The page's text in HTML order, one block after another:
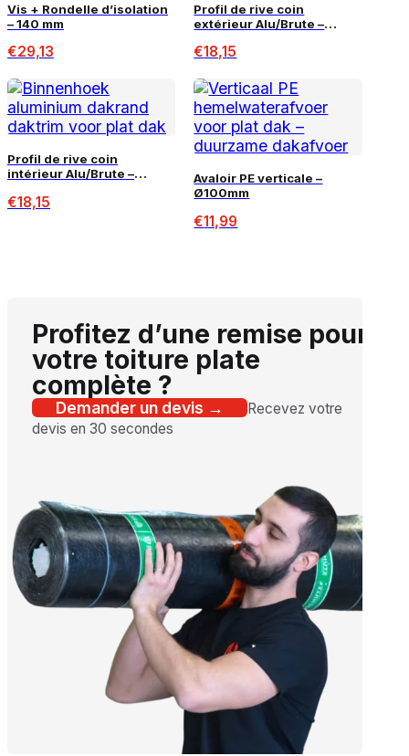
Vis + Rondelle d’isolation
– 140 mm
€29,13
Profil de rive coin
extérieur Alu/Brute –
€18,15
Profil de rive coin
intérieur Alu/Brute –
€18,15
Avaloir PE verticale –
Ø100mm
€11,99
Profitez d’une remise pour
votre toiture plate
complète ?
Demander un devis →
Recevez votre
devis en 30 secondes